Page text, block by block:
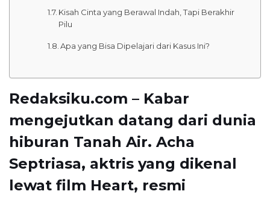
Kisah Cinta yang Berawal Indah, Tapi Berakhir
Pilu
Apa yang Bisa Dipelajari dari Kasus Ini?
Redaksiku.com – Kabar
mengejutkan datang dari dunia
hiburan Tanah Air. Acha
Septriasa, aktris yang dikenal
lewat film Heart, resmi